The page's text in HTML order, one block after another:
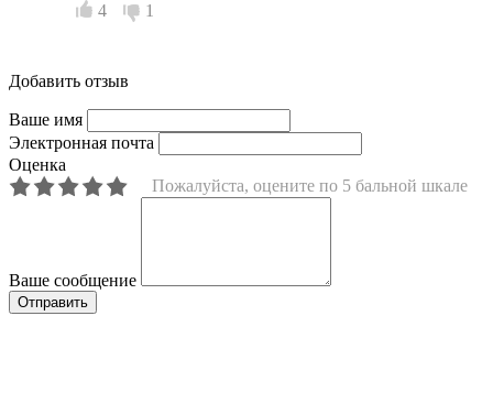
4 1
Добавить отзыв
Ваше имя
Электронная почта
Оценка
Пожалуйста, оцените по 5 бальной шкале
Ваше сообщение